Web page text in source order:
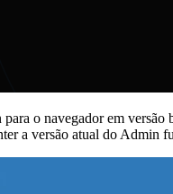
o navegador em
a versão atual do Admin